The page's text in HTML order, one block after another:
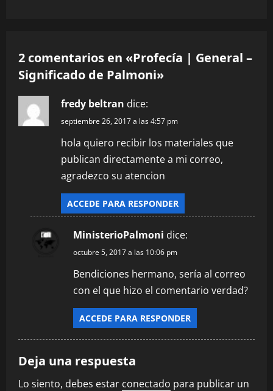
a
c
ó
a
d
2 comentarios en «Profecía | General –
Significado de Palmoni»
fredy beltran dice:
septiembre 26, 2017 a las 4:57 pm
hola quiero recibir los materiales que
publican directamente a mi correo,
agradezco su atencion
ACCEDE PARA RESPONDER
MinisterioPalmoni dice:
octubre 5, 2017 a las 10:06 pm
Bendiciones hermano, sería al correo
con el que hizo el comentario verdad?
ACCEDE PARA RESPONDER
Deja una respuesta
Lo siento, debes estar conectado para publicar un